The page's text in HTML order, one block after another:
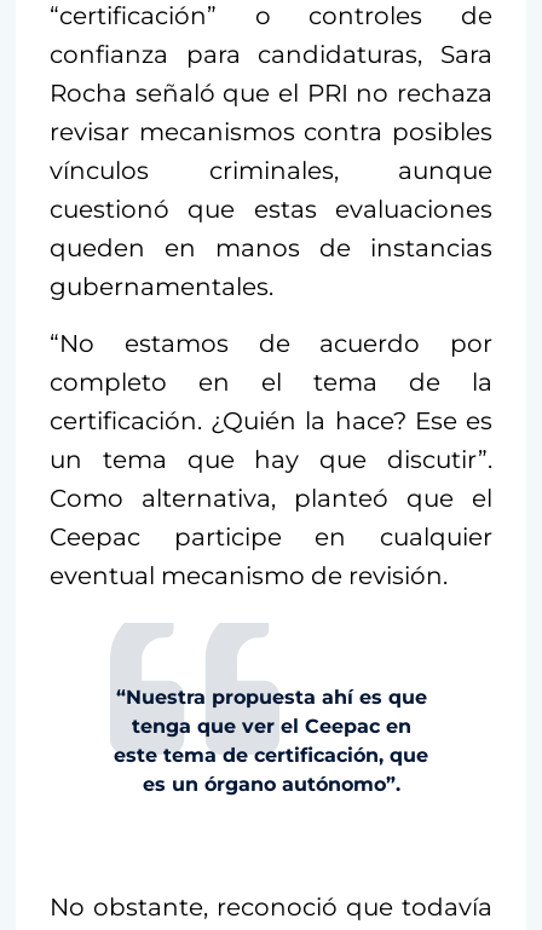
“certificación” o controles de
confianza para candidaturas, Sara
Rocha señaló que el PRI no rechaza
revisar mecanismos contra posibles
vínculos criminales, aunque
cuestionó que estas evaluaciones
queden en manos de instancias
gubernamentales.
“No estamos de acuerdo por
completo en el tema de la
certificación. ¿Quién la hace? Ese es
un tema que hay que discutir”.
Como alternativa, planteó que el
Ceepac participe en cualquier
eventual mecanismo de revisión.
“Nuestra propuesta ahí es que
tenga que ver el Ceepac en
este tema de certificación, que
es un órgano autónomo”.
No obstante, reconoció que todavía